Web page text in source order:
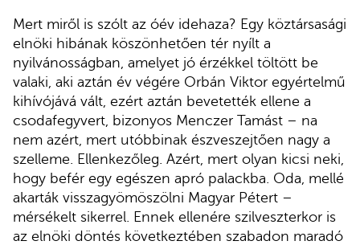
Mert miről is szólt az óév idehaza? Egy köztársasági
elnöki hibának köszönhetően tér nyílt a
nyilvánosságban, amelyet jó érzékkel töltött be
valaki, aki aztán év végére Orbán Viktor egyértelmű
kihívójává vált, ezért aztán bevetették ellene a
csodafegyvert, bizonyos Menczer Tamást – na
nem azért, mert utóbbinak észveszejtően nagy a
szelleme. Ellenkezőleg. Azért, mert olyan kicsi neki,
hogy befér egy egészen apró palackba. Oda, mellé
akarták visszagyömöszölni Magyar Pétert –
mérsékelt sikerrel. Ennek ellenére szilveszterkor is
az elnöki döntés következtében szabadon maradó